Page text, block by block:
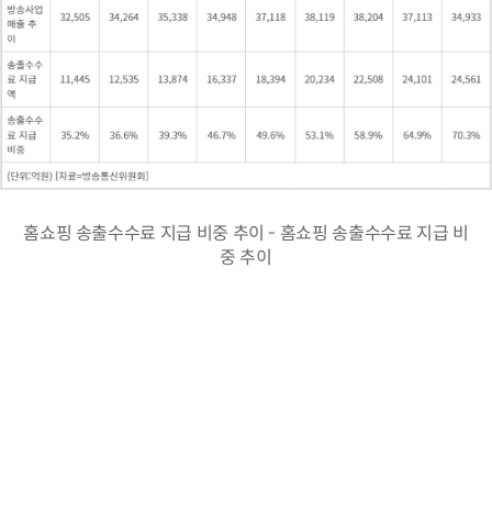
홈쇼핑 송출수수료 지급 비중 추이 - 홈쇼핑 송출수수료 지급 비
중 추이